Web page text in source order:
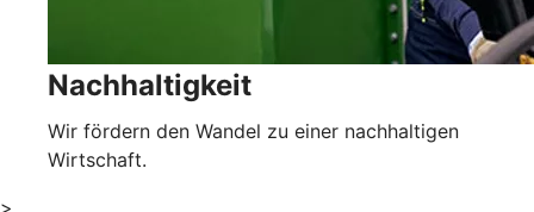
Nachhaltigkeit
Wir fördern den Wandel zu einer nachhaltigen
Wirtschaft.
>